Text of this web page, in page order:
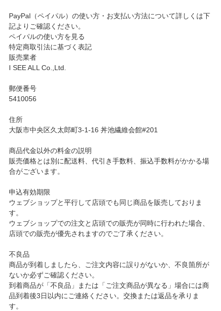
PayPal（ペイパル）の使い方・お支払い方法について詳しくは下
記よりご確認ください。
ペイパルの使い方を見る
特定商取引法に基づく表記
販売業者
I SEE ALL Co.,Ltd.
郵便番号
5410056
住所
大阪市中央区久太郎町3-1-16 丼池繊維会館#201
商品代金以外の料金の説明
販売価格とは別に配送料、代引き手数料、振込手数料がかかる場
合がございます。
申込有効期限
ウェブショップと平行して店頭でも同じ商品を販売しておりま
す。
ウェブショップでの注文と店頭での販売が同時に行われた場合、
店頭での販売が優先されますのでご了承ください。
不良品
商品が到着しましたら、ご注文内容に誤りがないか、不良箇所が
ないか必ずご確認ください。
到着商品が「不良品」または「ご注文商品が異なる」場合には商
品到着後3日以内にご連絡ください。交換または返品を承りま
す。